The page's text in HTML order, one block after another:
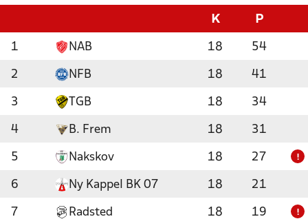
K P
1 NAB 18 54
2 NFB 18 41
3 TGB 18 34
4 B. Frem 18 31
5 Nakskov 18 27 !
6 Ny Kappel BK 07 18 21
7 Radsted 18 19 !